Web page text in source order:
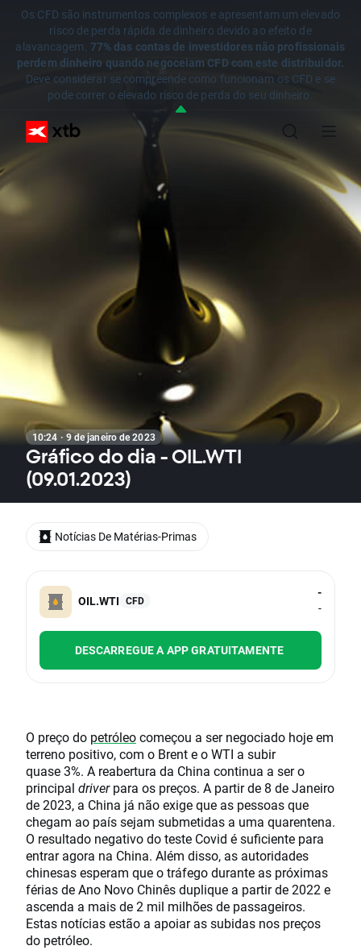
Os CFD são instrumentos complexos e apresentam um elevado
risco de perda rápida de dinheiro devido ao efeito de
alavancagem. 77% das contas de investidores não profissionais
perdem dinheiro quando negoceiam CFD com este distribuidor.
Deve considerar se compreende como funcionam os CFD e se
pode correr o elevado risco de perda do seu dinheiro.
10:24 · 9 de janeiro de 2023
Gráfico do dia - OIL.WTI
(09.01.2023)
OIL.WTI CFD
-
-
DESCARREGUE A APP GRATUITAMENTE
O preço do petróleocomeçou a ser negociado hoje em
terreno positivo, com o Brent e o WTI a subir
quase 3%. A reabertura da China continua a ser o
principal driverpara os preços. A partir de 8 de Janeiro
de 2023, a China já não exige que as pessoas que
chegam ao país sejam submetidas a uma quarentena.
O resultado negativo do teste Covid é suficiente para
entrar agora na China. Além disso, as autoridades
chinesas esperam que o tráfego durante as próximas
férias de Ano Novo Chinês duplique a partir de 2022 e
ascenda a mais de 2 mil milhões de passageiros.
Estas notícias estão a apoiar as subidas nos preços
do petróleo.
Notícias De Matérias-Primas